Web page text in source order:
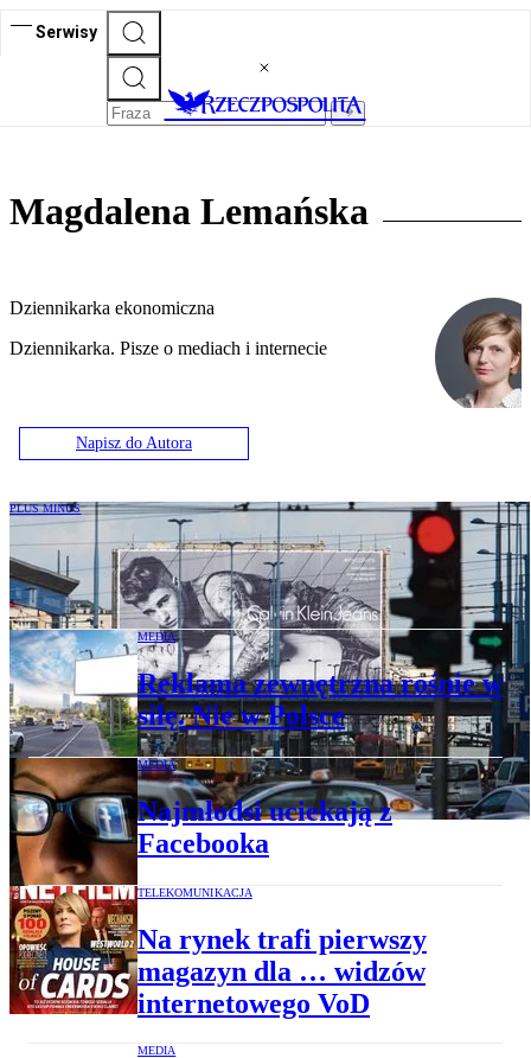
Serwisy
Magdalena Lemańska
Dziennikarka ekonomiczna
Dziennikarka. Pisze o mediach i internecie
Napisz do Autora
PLUS MINUS
Dlaczego zalewają nas prymitywne
reklamy pełne stereotypów
MEDIA
Reklama zewnętrzna rośnie w
siłę. Nie w Polsce
MEDIA
Najmłodsi uciekają z
Facebooka
TELEKOMUNIKACJA
Na rynek trafi pierwszy
magazyn dla … widzów
internetowego VoD
MEDIA